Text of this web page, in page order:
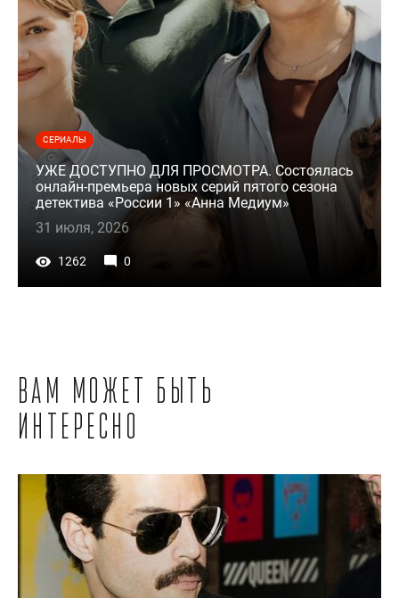
СЕРИАЛЫ
УЖЕ ДОСТУПНО ДЛЯ ПРОСМОТРА. Состоялась
онлайн-премьера новых серий пятого сезона
детектива «России 1» «Анна Медиум»
31 июля, 2026
1262 0
Вам может быть
интересно